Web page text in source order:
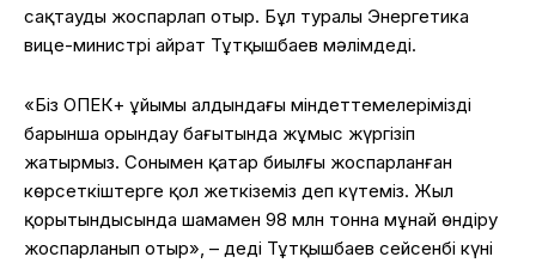
сақтауды жоспарлап отыр. Бұл туралы Энергетика
вице-министрі Қайрат Тұтқышбаев мәлімдеді.
«Біз ОПЕК+ ұйымы алдындағы міндеттемелерімізді
барынша орындау бағытында жұмыс жүргізіп
жатырмыз. Сонымен қатар биылғы жоспарланған
көрсеткіштерге қол жеткіземіз деп күтеміз. Жыл
қорытындысында шамамен 98 млн тонна мұнай өндіру
жоспарланып отыр», – деді Тұтқышбаев сейсенбі күні